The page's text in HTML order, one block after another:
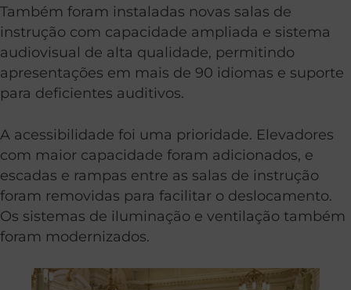
Também foram instaladas novas salas de
instrução com capacidade ampliada e sistema
audiovisual de alta qualidade, permitindo
apresentações em mais de 90 idiomas e suporte
para deficientes auditivos.
A acessibilidade foi uma prioridade. Elevadores
com maior capacidade foram adicionados, e
escadas e rampas entre as salas de instrução
foram removidas para facilitar o deslocamento.
Os sistemas de iluminação e ventilação também
foram modernizados.